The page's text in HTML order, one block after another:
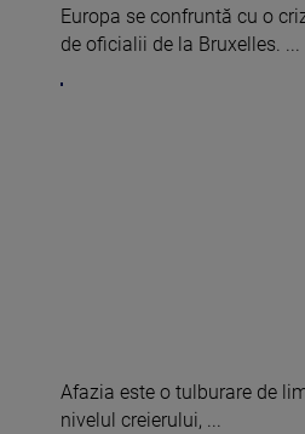
Europa se confruntă cu o
de oficialii de la Bruxelles. ...
Afazia este o tulburare de
nivelul creierului, ...